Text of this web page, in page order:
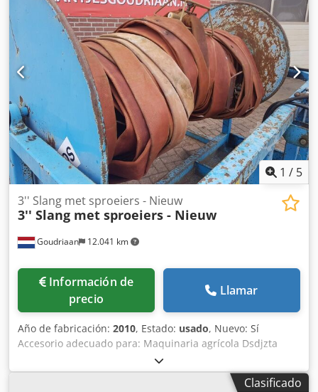
1 / 5
Goudriaan 12.041 km
3'' Slang met sproeiers - Nieuw
3'' Slang met sproeiers - Nieuw
Información de
precio
Llamar
Año de fabricación: 2010, Estado: usado, Nuevo: Sí
Accesorio adecuado para: Maquinaria agrícola Dsdjzta
Clasificado